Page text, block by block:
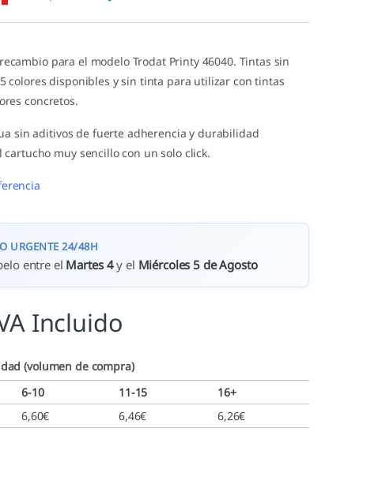
para el modelo Trodat Printy 46040. Tintas sin
colores disponibles y sin tinta para utilizar con tintas
concretos.
sin aditivos de fuerte adherencia y durabilidad
cartucho muy sencillo con un solo click.
URGENTE 24/48H
entre el Martes 4y el Miércoles 5 de Agosto
Incluido
(volumen de compra)
6-10 11-15
16+
6,60€ 6,46€ 6,26€